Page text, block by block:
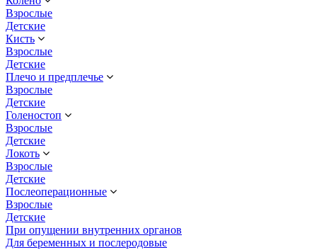
Взрослые
Детские
Кисть
Взрослые
Детские
Плечо и предплечье
Взрослые
Детские
Голеностоп
Взрослые
Детские
Локоть
Взрослые
Детские
Послеоперационные
Взрослые
Детские
При опущении внутренних органов
Для беременных и послеродовые